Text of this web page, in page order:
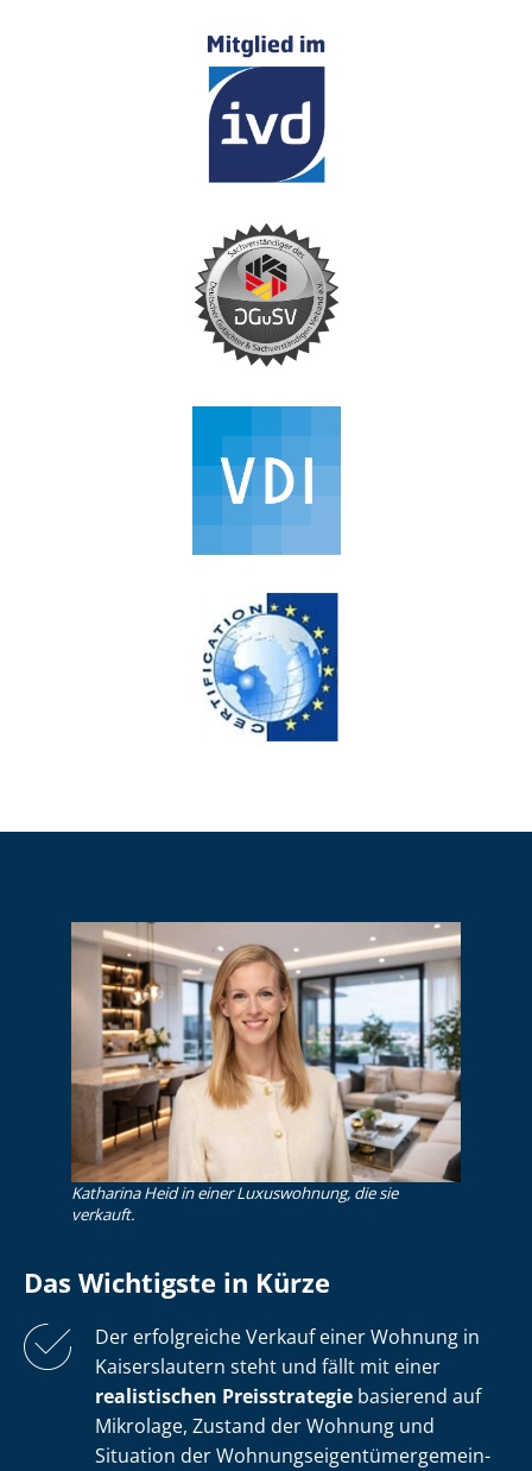
Katharina Heid in einer Luxuswohnung, die sie
verkauft.
Das Wichtigste in Kürze
Der erfolgreiche Verkauf einer Wohnung in
Kaiserslautern steht und fällt mit einer
realistischen Preisstrategie basierend auf
Mikrolage, Zustand der Wohnung und
Situation der Woh­nungs­ei­gen­tü­mer­ge­mein­